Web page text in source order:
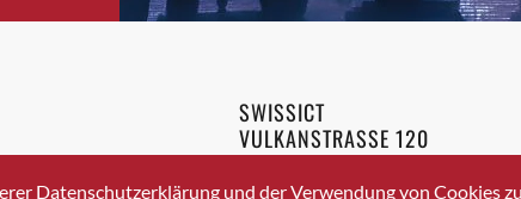
Cham
Davos Platz
Davos Platz 1
40 20
SWISSICT
VULKANSTRASSE 120
8048 ZURICH
Datenschutzerklärung und der Verwendung von Cookies